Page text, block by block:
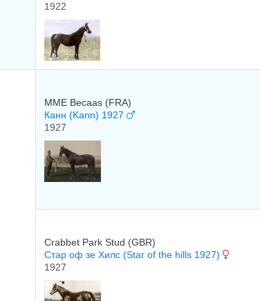
1922
MME Becaas (FRA)
Канн (Kann) 1927
1927
Crabbet Park Stud (GBR)
Стар оф зе Хилс (Star of the hills 1927)
1927